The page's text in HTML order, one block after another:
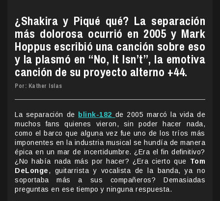
¿Shakira y Piqué qué? La separación
más dolorosa ocurrió en 2005 y Mark
Hoppus escribió una canción sobre eso
y la plasmó en “No, It Isn’t”, la emotiva
canción de su proyecto alterno +44.
Por: Kather Islas
La separación de blink-182 de 2005 marcó la vida de
muchos fans quienes vieron, sin poder hacer nada,
como el barco que alguna vez fue uno de los tríos más
imponentes en la industria musical se hundía de manera
épica en un mar de incertidumbre. ¿Era el fin definitivo?
¿No había nada más por hacer? ¿Era cierto que Tom
DeLonge, guitarrista y vocalista de la banda, ya no
soportaba más a sus compañeros? Demasiadas
preguntas en ese tiempo y ninguna respuesta.